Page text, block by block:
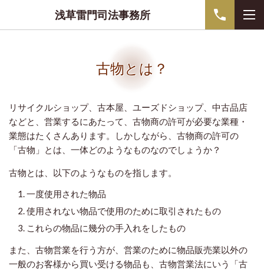
浅草雷門司法事務所
古物とは？
リサイクルショップ、古本屋、ユーズドショップ、中古品店
などと、営業するにあたって、古物商の許可が必要な業種・
業態はたくさんあります。
しかしながら、古物商の許可の
「古物」とは、一体どのようなものなのでしょうか？
古物とは、以下のようなものを指します。
一度使用された物品
使用されない物品で使用のために取引されたもの
これらの物品に幾分の手入れをしたもの
また、古物営業を行う方が、営業のために物品販売業以外の
一般のお客様から買い受ける物品も、古物営業法にいう「古